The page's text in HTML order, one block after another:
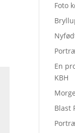
Foto
En
KBH
Blast